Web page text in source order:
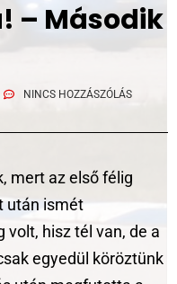
– Második
NINCS HOZZÁSZÓLÁS
mert az első félig
után ismét
volt, hisz tél van, de a
egyedül köröztünk